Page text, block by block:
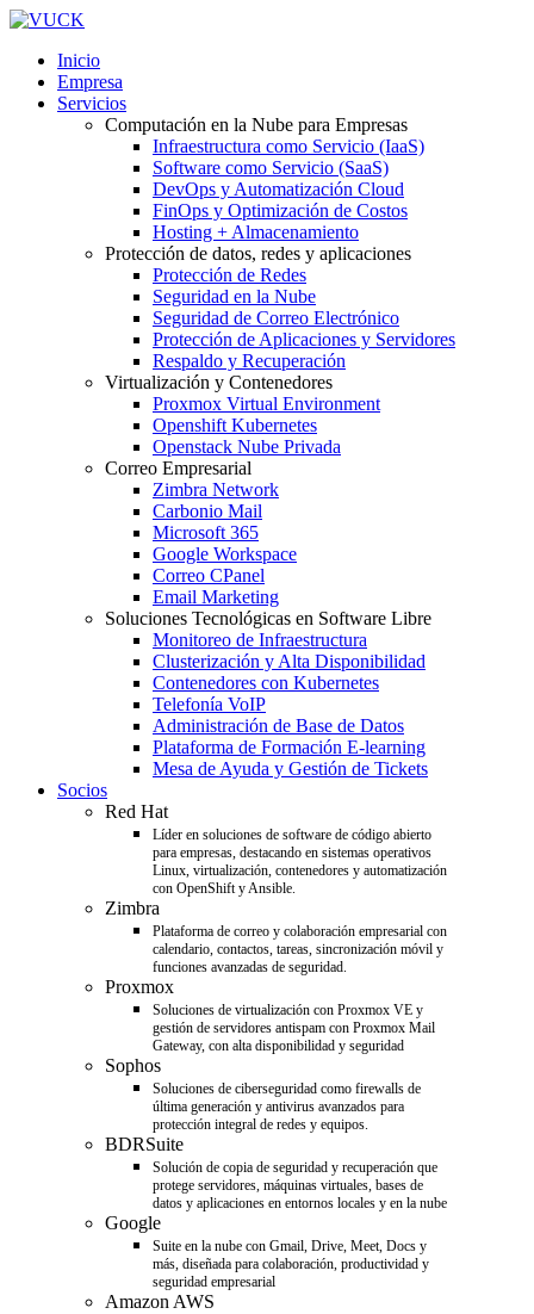
Inicio
Empresa
Servicios
Computación en la Nube para Empresas
Infraestructura como Servicio (IaaS)
Software como Servicio (SaaS)
DevOps y Automatización Cloud
FinOps y Optimización de Costos
Hosting + Almacenamiento
Protección de datos, redes y aplicaciones
Protección de Redes
Seguridad en la Nube
Seguridad de Correo Electrónico
Protección de Aplicaciones y Servidores
Respaldo y Recuperación
Virtualización y Contenedores
Proxmox Virtual Environment
Openshift Kubernetes
Openstack Nube Privada
Correo Empresarial
Zimbra Network
Carbonio Mail
Microsoft 365
Google Workspace
Correo CPanel
Email Marketing
Soluciones Tecnológicas en Software Libre
Monitoreo de Infraestructura
Clusterización y Alta Disponibilidad
Contenedores con Kubernetes
Telefonía VoIP
Administración de Base de Datos
Plataforma de Formación E-learning
Mesa de Ayuda y Gestión de Tickets
Socios
Red Hat
Líder en soluciones de software de código abierto
para empresas, destacando en sistemas operativos
Linux, virtualización, contenedores y automatización
con OpenShift y Ansible.
Zimbra
Plataforma de correo y colaboración empresarial con
calendario, contactos, tareas, sincronización móvil y
funciones avanzadas de seguridad.
Proxmox
Soluciones de virtualización con Proxmox VE y
gestión de servidores antispam con Proxmox Mail
Gateway, con alta disponibilidad y seguridad
Sophos
Soluciones de ciberseguridad como firewalls de
última generación y antivirus avanzados para
protección integral de redes y equipos.
BDRSuite
Solución de copia de seguridad y recuperación que
protege servidores, máquinas virtuales, bases de
datos y aplicaciones en entornos locales y en la nube
Google
Suite en la nube con Gmail, Drive, Meet, Docs y
más, diseñada para colaboración, productividad y
seguridad empresarial
Amazon AWS